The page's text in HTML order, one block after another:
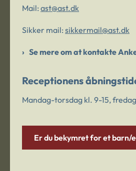
Mail: ast@ast.dk
Sikker mail: sikkermail@ast.dk
Se mere om at kontakte
Receptionens
Mandag-torsdag kl. 9-15,
Er du bekymret for et barn/